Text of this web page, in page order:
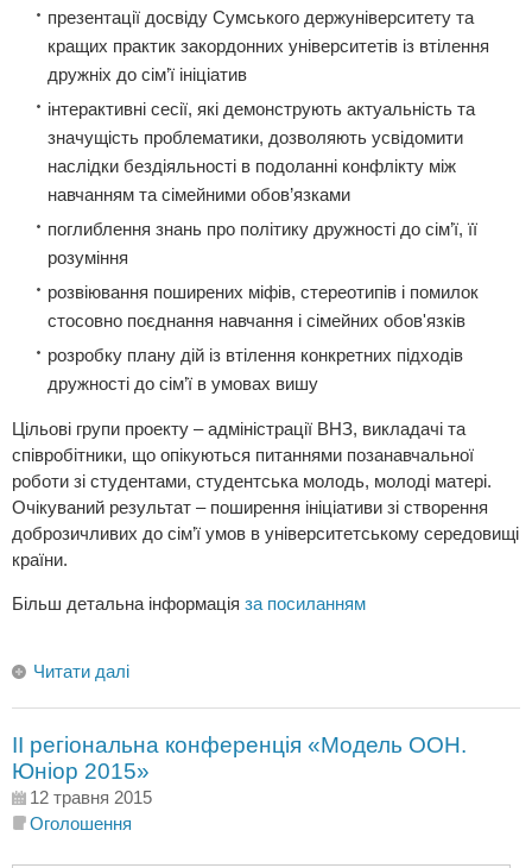
презентації досвіду Сумського держуніверситету та
кращих практик закордонних університетів із втілення
дружніх до сім’ї ініціатив
інтерактивні сесії, які демонструють актуальність та
значущість проблематики, дозволяють усвідомити
наслідки бездіяльності в подоланні конфлікту між
навчанням та сімейними обов’язками
поглиблення знань про політику дружності до сім’ї, її
розуміння
розвіювання поширених міфів, стереотипів і помилок
стосовно поєднання навчання і сімейних обов'язків
розробку плану дій із втілення конкретних підходів
дружності до сім’ї в умовах вишу
Цільові групи проекту – адміністрації ВНЗ, викладачі та
співробітники, що опікуються питаннями позанавчальної
роботи зі студентами, студентська молодь, молоді матері.
Очікуваний результат – поширення ініціативи зі створення
доброзичливих до сім’ї умов в університетському середовищі
країни.
Більш детальна інформація за посиланням
Читати далі
ІІ регіональна конференція «Модель ООН.
Юніор 2015»
12 травня 2015
Оголошення